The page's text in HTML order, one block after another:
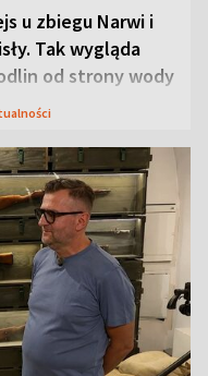
u zbiegu Narwi i
Tak wygląda
od strony wody